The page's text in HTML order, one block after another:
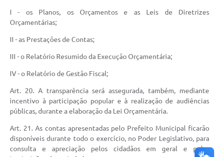
I - os Planos, os Orçamentos e as Leis de Diretrizes
Orçamentárias;
II - as Prestações de Contas;
III - o Relatório Resumido da Execução Orçamentária;
IV - o Relatório de Gestão Fiscal;
Art. 20. A transparência será assegurada, também, mediante
incentivo à participação popular e à realização de audiências
públicas, durante a elaboração da Lei Orçamentária.
Art. 21. As contas apresentadas pelo Prefeito Municipal ficarão
disponíveis durante todo o exercício, no Poder Legislativo, para
consulta e apreciação pelos cidadãos em geral e pelas